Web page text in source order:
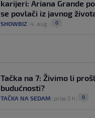
karijeri: Ariana Grande
se povlači iz javnog
SHOWBIZ 4. aug. 0
Tačka na 7: Živimo li
budućnosti?
TAČKA NA SEDAM prije 5 h 0